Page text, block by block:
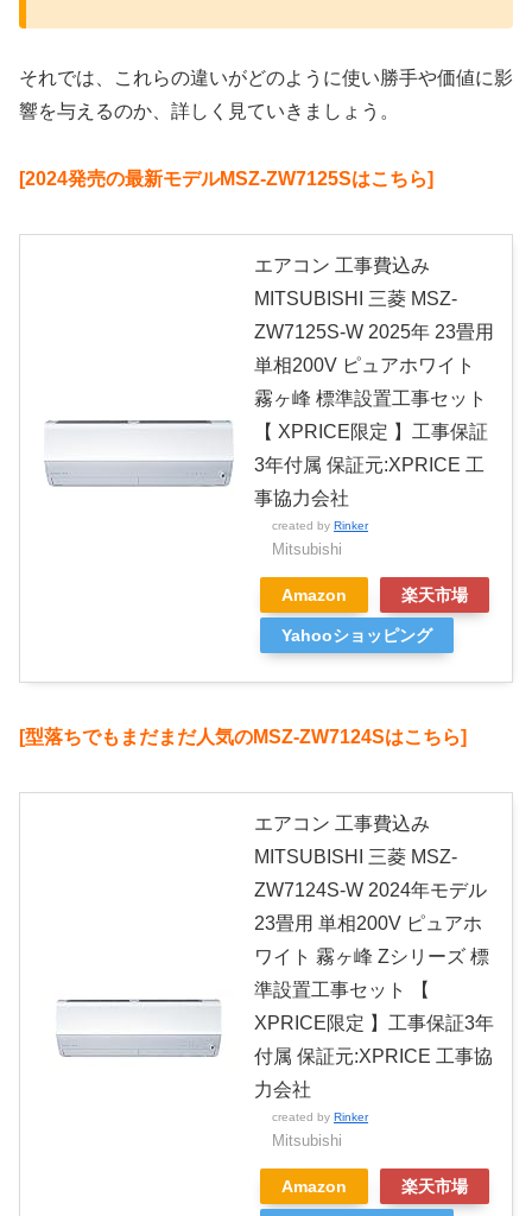
それでは、これらの違いがどのように使い勝手や価値に影
響を与えるのか、詳しく見ていきましょう。
[2024発売の最新モデルMSZ-ZW7125Sはこちら]
エアコン 工事費込み
MITSUBISHI 三菱 MSZ-
ZW7125S-W 2025年 23畳用
単相200V ピュアホワイト
霧ヶ峰 標準設置工事セット
【 XPRICE限定 】工事保証
3年付属 保証元:XPRICE 工
事協力会社
created by Rinker
Mitsubishi
Amazon 楽天市場
Yahooショッピング
[型落ちでもまだまだ人気のMSZ-ZW7124Sはこちら]
エアコン 工事費込み
MITSUBISHI 三菱 MSZ-
ZW7124S-W 2024年モデル
23畳用 単相200V ピュアホ
ワイト 霧ヶ峰 Zシリーズ 標
準設置工事セット 【
XPRICE限定 】工事保証3年
付属 保証元:XPRICE 工事協
力会社
created by Rinker
Mitsubishi
Amazon 楽天市場